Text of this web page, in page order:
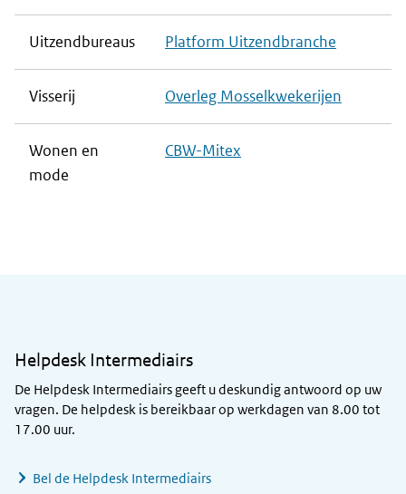
Uitzendbureaus Platform Uitzendbranche
Visserij Overleg Mosselkwekerijen
Wonen en
mode
CBW-Mitex
Helpdesk Intermediairs
De Helpdesk Intermediairs geeft u deskundig antwoord op uw
vragen. De helpdesk is bereikbaar op werkdagen van 8.00 tot
17.00 uur.
Bel de Helpdesk Intermediairs